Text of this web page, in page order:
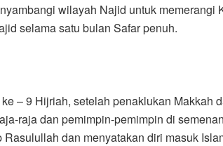
wilayah Najid untuk memerangi
selama satu bulan Safar penuh.
– 9 Hijriah, setelah penaklukan Makkah
raja dan pemimpin-pemimpin di
dan menyatakan diri masuk